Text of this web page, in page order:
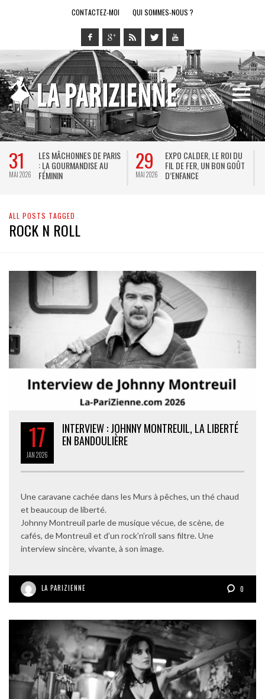
CONTACTEZ-MOI QUI SOMMES-NOUS ?
31
MAI 2026
LES MÂCHONNES DE PARIS
: LA GOURMANDISE AU
FÉMININ
29
MAI 2026
EXPO CALDER, LE ROI DU
FIL DE FER, UN BON GOÛT
D’ENFANCE
ALL POSTS TAGGED
ROCK N ROLL
17
JAN2026
INTERVIEW : JOHNNY MONTREUIL, LA LIBERTÉ
EN BANDOULIÈRE
Une caravane cachée dans les Murs à pêches, un thé chaud
et beaucoup de liberté.
Johnny Montreuil parle de musique vécue, de scène, de
cafés, de Montreuil et d’un rock’n’roll sans filtre. Une
interview sincère, vivante, à son image.
LA PARIZIENNE 0